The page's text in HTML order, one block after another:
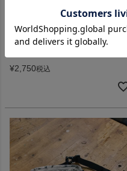
¥2,750税込